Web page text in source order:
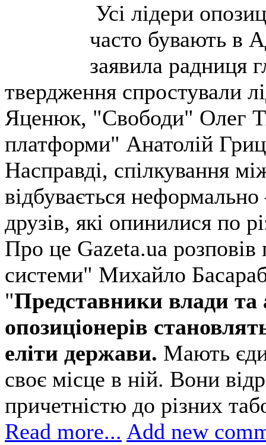
Усі лідери
часто бувають в
заявила радниця
твердження спростували
Яценюк, "Свободи" Олег
платформи" Анатолій
Насправді, спілкування
відбувається
друзів, які опинилися по
Про це Gazeta.ua
системи" Михайло
"Представники влади та
опозиціонерів
еліти держави. Мають
своє місце в ній. Вони
причетністю до різних
Read more... Add new